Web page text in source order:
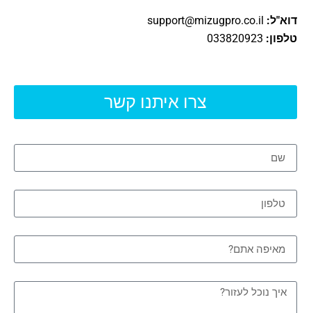
דוא"ל: support@mizugpro.co.il
טלפון:
צרו איתנו קשר